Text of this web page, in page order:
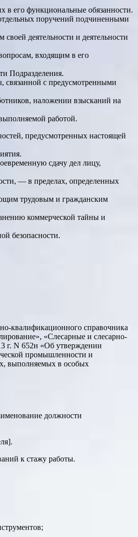
в его функциональные обязанности.
поручений подчиненными
деятельности и деятельности
входящим в его
Подразделения.
связанной с предусмотренными
наложении взысканий на
работой.
предусмотренных настоящей
сдачу дел лицу,
— в пределах, определенных
трудовым и гражданским
коммерческой тайны и
безопасности.
квалификационного справочника
«Слесарные и слесарно-
г. N 652н «Об утверждении
промышленности и
выполняемых в особых
должности
к стажу работы.